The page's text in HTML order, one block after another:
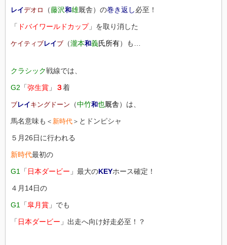
レイデオロ （藤沢和雄厩舎）の巻き返し必至！
「 ドバイワールドカップ」を取り消した
ケイティブレイブ （瀧本和義氏所有）も…
クラシック戦線では、
G2 「弥生賞 」 ３着
ブレイキングドーン （中竹和也厩舎）は、
馬名意味も ＜ 新時代 ＞ とドンピシャ
５月26日に行われる
新時代最初の
G1 「 日本ダービー 」最大のKEYホース確定！
４月14日の
G1 「皐月賞 」でも
「 日本ダービー 」出走へ向け好走必至！？